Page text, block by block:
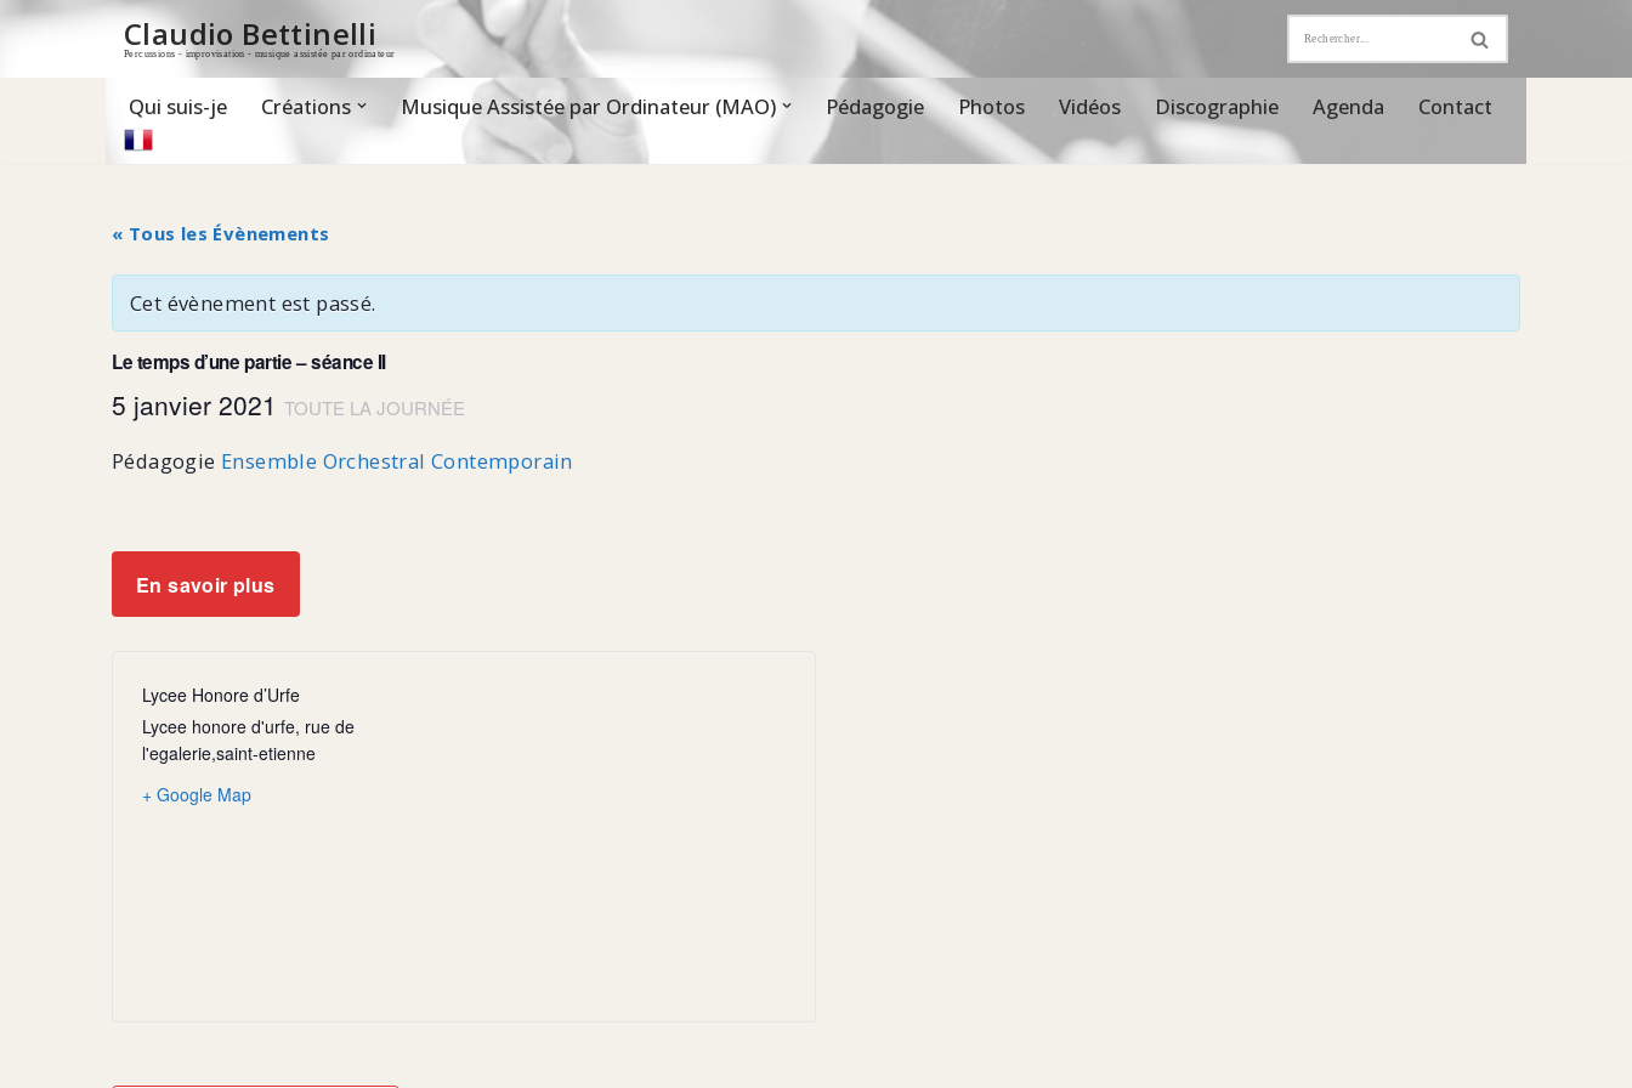
Claudio Bettinelli
Percussions - improvisation - musique assistée par ordinateur
Qui suis-je Créations Musique Assistée par Ordinateur (MAO) Pédagogie Photos Vidéos Discographie Agenda Contact
« Tous les Évènements
Cet évènement est passé.
Le temps d’une partie – séance II
5 janvier 2021 TOUTE LA JOURNÉE
Pédagogie Ensemble Orchestral Contemporain
En savoir plus
Lycee Honore d’Urfe
Lycee honore d'urfe, rue de
l'egalerie,saint-etienne
+ Google Map